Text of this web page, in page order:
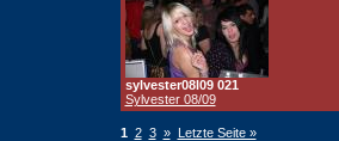
sylvester08l09 021
Sylvester 08/09
1 2 3 » Letzte Seite »